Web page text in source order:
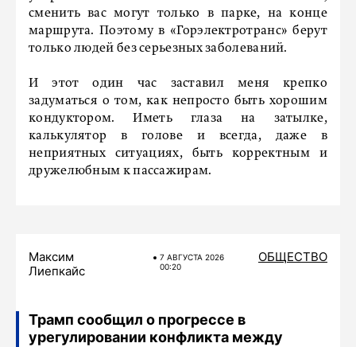
сменить вас могут только в парке, на конце
маршрута. Поэтому в «Горэлектротранс» берут
только людей без серьезных заболеваний.
И этот один час заставил меня крепко
задуматься о том, как непросто быть хорошим
кондуктором. Иметь глаза на затылке,
калькулятор в голове и всегда, даже в
неприятных ситуациях, быть корректным и
дружелюбным к пассажирам.
Максим
Лиепкайс
7 АВГУСТА 2026
00:20
ОБЩЕСТВО
Трамп сообщил о прогрессе в
урегулировании конфликта между